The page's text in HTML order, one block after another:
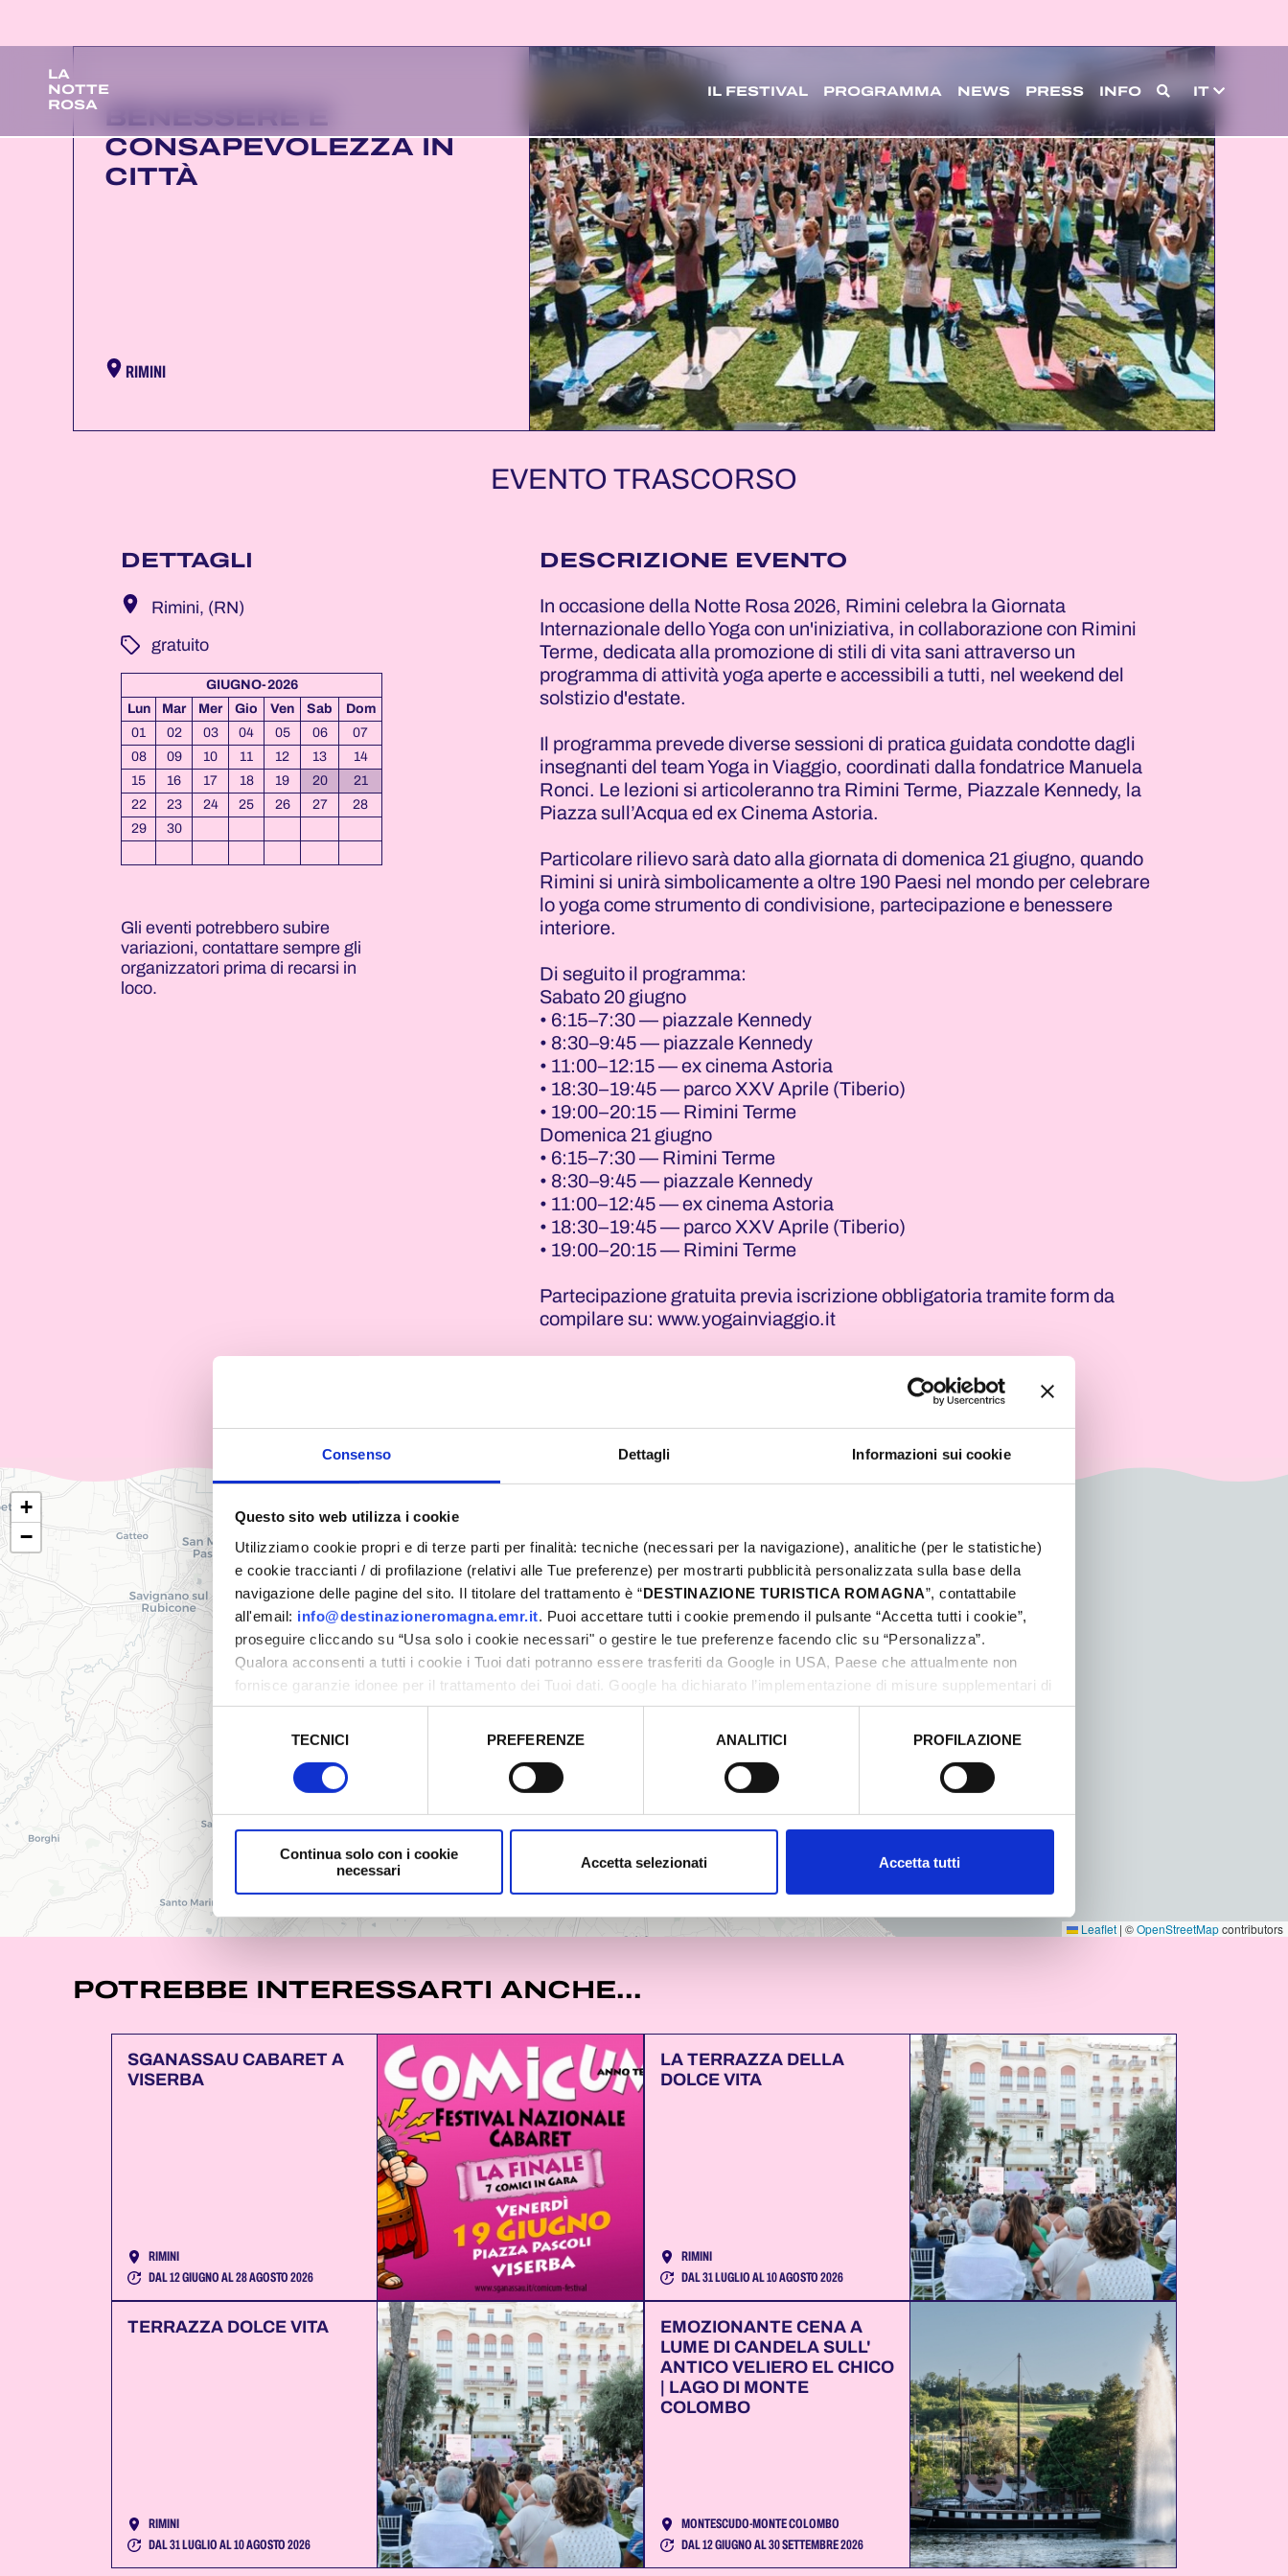
Consenso Dettagli Informazioni sui cookie
Questo sito web utilizza i cookie
Utilizziamo cookie propri e di terze parti per finalità: tecniche (necessari per la navigazione), analitiche (per le statistiche)
e cookie traccianti / di profilazione (relativi alle Tue preferenze) per mostrarti pubblicità personalizzata sulla base della
navigazione delle pagine del sito. Il titolare del trattamento è “DESTINAZIONE TURISTICA ROMAGNA”, contattabile
all'email: info@destinazioneromagna.emr.it. Puoi accettare tutti i cookie premendo il pulsante “Accetta tutti i cookie”,
proseguire cliccando su “Usa solo i cookie necessari" o gestire le tue preferenze facendo clic su “Personalizza”.
Qualora acconsenti a tutti i cookie i Tuoi dati potranno essere trasferiti da Google in USA, Paese che attualmente non
fornisce garanzie idonee per il trattamento dei Tuoi dati. Google ha dichiarato l’implementazione di misure supplementari di
sicurezza a Tutela dei navigatori, che abbiamo valutato essere sufficienti.
TECNICI PREFERENZE ANALITICI PROFILAZIONE
Continua solo con i cookie
necessari
Accetta selezionati Accetta tutti
LA
NOTTE
ROSA
IL FESTIVAL PROGRAMMA NEWS PRESS INFO IT
BENESSERE E
CONSAPEVOLEZZA IN
CITTÀ
RIMINI
EVENTO TRASCORSO
DETTAGLI
Rimini, (RN)
­ gratuito
GIUGNO-2026
Lun
Mar Mer Gio Ven Sab
Dom
01
02 03 04 05 06
07
08
09 10 11 12 13
14
15
16 17 18 19 20
21
22
23 24 25 26 27
28
29
30
Gli eventi potrebbero subire
variazioni, contattare sempre gli
organizzatori prima di recarsi in
loco.
DESCRIZIONE EVENTO
In occasione della Notte Rosa 2026, Rimini celebra la Giornata
Internazionale dello Yoga con un'iniziativa, in collaborazione con Rimini
Terme, dedicata alla promozione di stili di vita sani attraverso un
programma di attività yoga aperte e accessibili a tutti, nel weekend del
solstizio d'estate.
Il programma prevede diverse sessioni di pratica guidata condotte dagli
insegnanti del team Yoga in Viaggio, coordinati dalla fondatrice Manuela
Ronci. Le lezioni si articoleranno tra Rimini Terme, Piazzale Kennedy, la
Piazza sull’Acqua ed ex Cinema Astoria.
Particolare rilievo sarà dato alla giornata di domenica 21 giugno, quando
Rimini si unirà simbolicamente a oltre 190 Paesi nel mondo per celebrare
lo yoga come strumento di condivisione, partecipazione e benessere
interiore.
Di seguito il programma:
Sabato 20 giugno
• 6:15–7:30 — piazzale Kennedy
• 8:30–9:45 — piazzale Kennedy
• 11:00–12:15 — ex cinema Astoria
• 18:30–19:45 — parco XXV Aprile (Tiberio)
• 19:00–20:15 — Rimini Terme
Domenica 21 giugno
• 6:15–7:30 — Rimini Terme
• 8:30–9:45 — piazzale Kennedy
• 11:00–12:45 — ex cinema Astoria
• 18:30–19:45 — parco XXV Aprile (Tiberio)
• 19:00–20:15 — Rimini Terme
Partecipazione gratuita previa iscrizione obbligatoria tramite form da
compilare su: www.yogainviaggio.it
+
−
Leaflet | ©OpenStreetMapcontributors
POTREBBE INTERESSARTI ANCHE...
SGANASSAU CABARET A
VISERBA
RIMINI
DAL 12 GIUGNO AL 28 AGOSTO 2026
LA TERRAZZA DELLA
DOLCE VITA
RIMINI
DAL 31 LUGLIO AL 10 AGOSTO 2026
TERRAZZA DOLCE VITA
RIMINI
DAL 31 LUGLIO AL 10 AGOSTO 2026
EMOZIONANTE CENA A
LUME DI CANDELA SULL'
ANTICO VELIERO EL CHICO
| LAGO DI MONTE
COLOMBO
MONTESCUDO-MONTE COLOMBO
DAL 12 GIUGNO AL 30 SETTEMBRE 2026